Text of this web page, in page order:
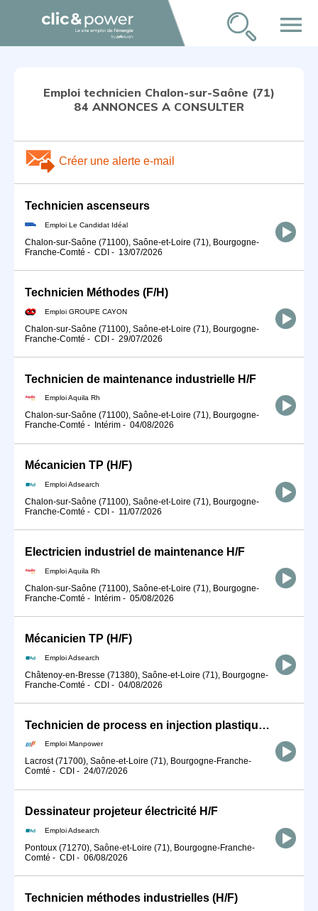
menu
Emploi technicien Chalon-sur-Saône (71)
84 ANNONCES A CONSULTER
Créer une alerte e-mail
Technicien ascenseurs
Emploi Le Candidat Idéal
Chalon-sur-Saône (71100), Saône-et-Loire (71), Bourgogne-
Franche-Comté - CDI - 13/07/2026
Technicien Méthodes (F/H)
Emploi GROUPE CAYON
Chalon-sur-Saône (71100), Saône-et-Loire (71), Bourgogne-
Franche-Comté - CDI - 29/07/2026
Technicien de maintenance industrielle H/F
Emploi Aquila Rh
Chalon-sur-Saône (71100), Saône-et-Loire (71), Bourgogne-
Franche-Comté - Intérim - 04/08/2026
Mécanicien TP (H/F)
Emploi Adsearch
Chalon-sur-Saône (71100), Saône-et-Loire (71), Bourgogne-
Franche-Comté - CDI - 11/07/2026
Electricien industriel de maintenance H/F
Emploi Aquila Rh
Chalon-sur-Saône (71100), Saône-et-Loire (71), Bourgogne-
Franche-Comté - Intérim - 05/08/2026
Mécanicien TP (H/F)
Emploi Adsearch
Châtenoy-en-Bresse (71380), Saône-et-Loire (71), Bourgogne-
Franche-Comté - CDI - 04/08/2026
Technicien de process en injection plastique (H/F)
Emploi Manpower
Lacrost (71700), Saône-et-Loire (71), Bourgogne-Franche-
Comté - CDI - 24/07/2026
Dessinateur projeteur électricité H/F
Emploi Adsearch
Pontoux (71270), Saône-et-Loire (71), Bourgogne-Franche-
Comté - CDI - 06/08/2026
Technicien méthodes industrielles (H/F)